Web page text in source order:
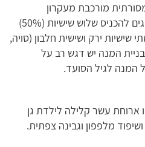
מורכבת מעקרון
השש-שישיות: בתוך הקופסה נוהגים להכניס שלוש שישיות (50%)
שישיות ירק ושישית חלבון (סויה,
המנה יש דגש רב על
המנה לגיל הסועד.
עשר קלילה לילדת גן
מלפפון וגבינה צפתית.